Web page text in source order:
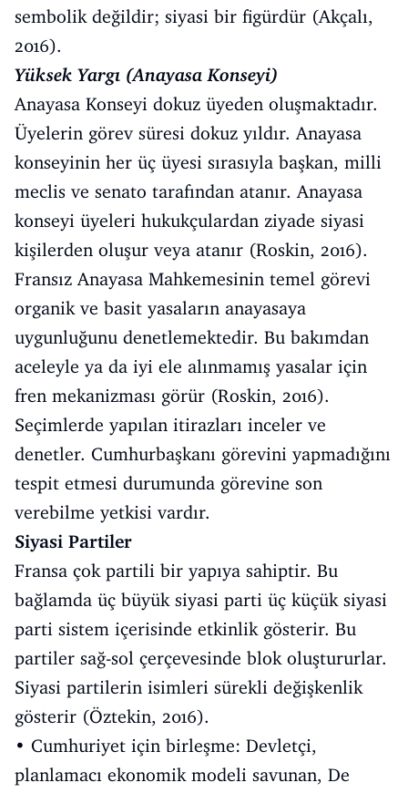
sembolik değildir; siyasi bir figürdür (Akçalı,
2016).
Yüksek Yargı (Anayasa Konseyi)
Anayasa Konseyi dokuz üyeden oluşmaktadır.
Üyelerin görev süresi dokuz yıldır. Anayasa
konseyinin her üç üyesi sırasıyla başkan, milli
meclis ve senato tarafından atanır. Anayasa
konseyi üyeleri hukukçulardan ziyade siyasi
kişilerden oluşur veya atanır (Roskin, 2016).
Fransız Anayasa Mahkemesinin temel görevi
organik ve basit yasaların anayasaya
uygunluğunu denetlemektedir. Bu bakımdan
aceleyle ya da iyi ele alınmamış yasalar için
fren mekanizması görür (Roskin, 2016).
Seçimlerde yapılan itirazları inceler ve
denetler. Cumhurbaşkanı görevini yapmadığını
tespit etmesi durumunda görevine son
verebilme yetkisi vardır.
Siyasi Partiler
Fransa çok partili bir yapıya sahiptir. Bu
bağlamda üç büyük siyasi parti üç küçük siyasi
parti sistem içerisinde etkinlik gösterir. Bu
partiler sağ-sol çerçevesinde blok oluştururlar.
Siyasi partilerin isimleri sürekli değişkenlik
gösterir (Öztekin, 2016).
• Cumhuriyet için birleşme: Devletçi,
planlamacı ekonomik modeli savunan, De